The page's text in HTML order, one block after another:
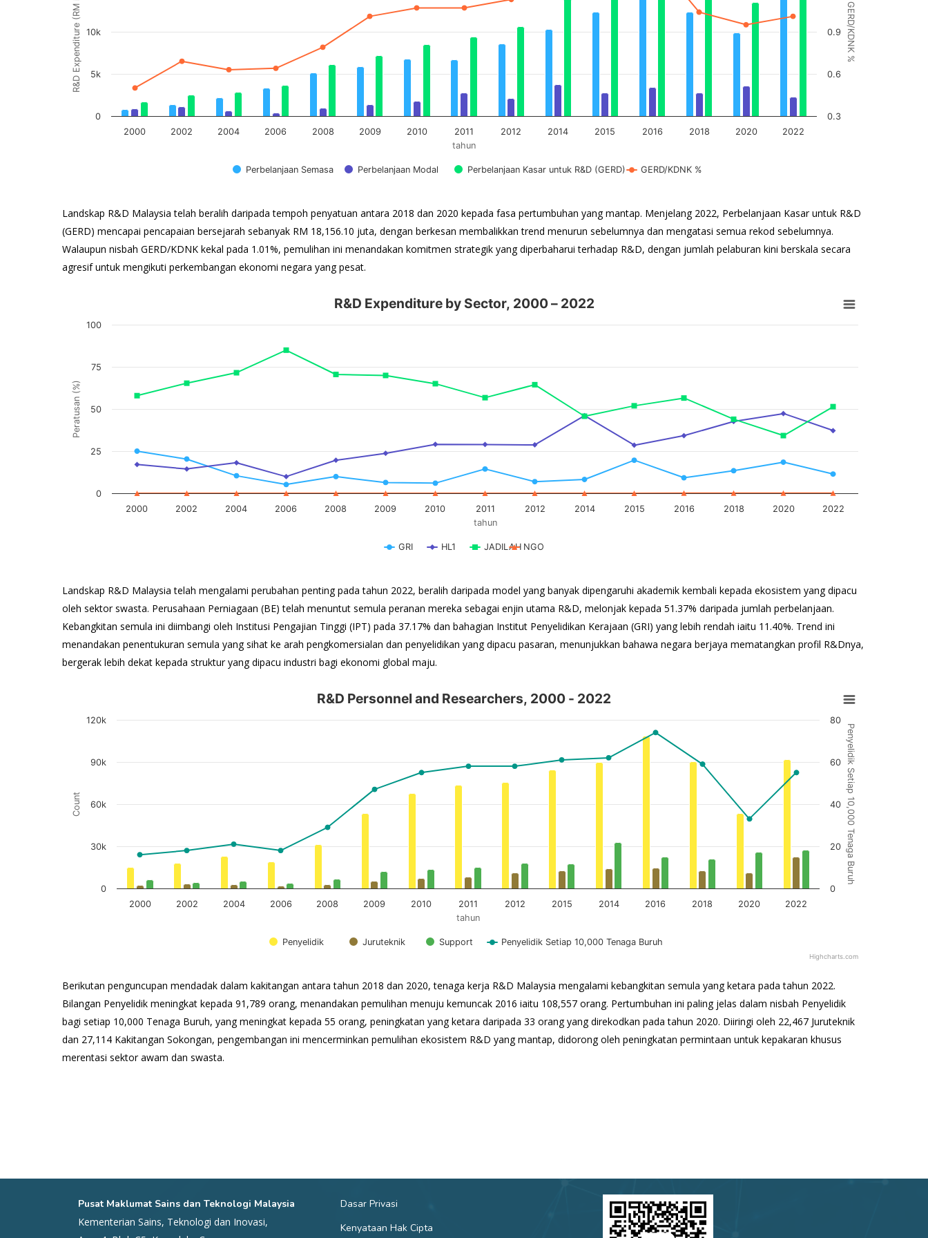
tahun
R&D Expenditure (RM Million) GERD/KDNK %
Perbelanjaan Semasa Perbelanjaan Modal Perbelanjaan Kasar untuk R&D (GERD) GERD/KDNK %
2000 2002 2004 2006 2008 2009 2010 2011 2012 2014 2015 2016 2018 2020 2022
0
5k
10k
0.3
0.6
0.9
Landskap R&D Malaysia telah beralih daripada tempoh penyatuan antara 2018 dan 2020 kepada fasa pertumbuhan yang mantap. Menjelang 2022, Perbelanjaan Kasar untuk R&D
(GERD) mencapai pencapaian bersejarah sebanyak RM 18,156.10 juta, dengan berkesan membalikkan trend menurun sebelumnya dan mengatasi semua rekod sebelumnya.
Walaupun nisbah GERD/KDNK kekal pada 1.01%, pemulihan ini menandakan komitmen strategik yang diperbaharui terhadap R&D, dengan jumlah pelaburan kini berskala secara
agresif untuk mengikuti perkembangan ekonomi negara yang pesat.
Carta garisan dengan 4 baris.
Carta mempunyai 1 paksi X yang memaparkan Tahun.
Carta mempunyai 1 paksi Y yang memaparkan Peratusan (%). Data berjulat dari 0 hingga 84.9.
tahun
Peratusan (%)
R&D Expenditure by Sector, 2000 – 2022
GRI HL1 JADILAH NGO
2000 2002 2004 2006 2008 2009 2010 2011 2012 2014 2015 2016 2018 2020 2022
0
25
50
75
100
Landskap R&D Malaysia telah mengalami perubahan penting pada tahun 2022, beralih daripada model yang banyak dipengaruhi akademik kembali kepada ekosistem yang dipacu
oleh sektor swasta. Perusahaan Perniagaan (BE) telah menuntut semula peranan mereka sebagai enjin utama R&D, melonjak kepada 51.37% daripada jumlah perbelanjaan.
Kebangkitan semula ini diimbangi oleh Institusi Pengajian Tinggi (IPT) pada 37.17% dan bahagian Institut Penyelidikan Kerajaan (GRI) yang lebih rendah iaitu 11.40%. Trend ini
menandakan penentukuran semula yang sihat ke arah pengkomersialan dan penyelidikan yang dipacu pasaran, menunjukkan bahawa negara berjaya mematangkan profil R&Dnya,
bergerak lebih dekat kepada struktur yang dipacu industri bagi ekonomi global maju.
Carta gabungan dengan 4 siri data.
The chart has 2 Y axes displaying Count, and Researchers Per 10,000 Labour Force.
tahun
Count Penyelidik Setiap 10,000 Tenaga Buruh
R&D Personnel and Researchers, 2000 - 2022
Penyelidik Juruteknik Support Penyelidik Setiap 10,000 Tenaga Buruh
2000 2002 2004 2006 2008 2009 2010 2011 2012 2015 2014 2016 2018 2020 2022
0
30k
60k
90k
120k
0
20
40
60
80
Highcharts.com
Berikutan penguncupan mendadak dalam kakitangan antara tahun 2018 dan 2020, tenaga kerja R&D Malaysia mengalami kebangkitan semula yang ketara pada tahun 2022.
Bilangan Penyelidik meningkat kepada 91,789 orang, menandakan pemulihan menuju kemuncak 2016 iaitu 108,557 orang. Pertumbuhan ini paling jelas dalam nisbah Penyelidik
bagi setiap 10,000 Tenaga Buruh, yang meningkat kepada 55 orang, peningkatan yang ketara daripada 33 orang yang direkodkan pada tahun 2020. Diiringi oleh 22,467 Juruteknik
dan 27,114 Kakitangan Sokongan, pengembangan ini mencerminkan pemulihan ekosistem R&D yang mantap, didorong oleh peningkatan permintaan untuk kepakaran khusus
merentasi sektor awam dan swasta.
Pusat Maklumat Sains dan Teknologi Malaysia
Kementerian Sains, Teknologi dan Inovasi,
Dasar Privasi
Kenyataan Hak Cipta